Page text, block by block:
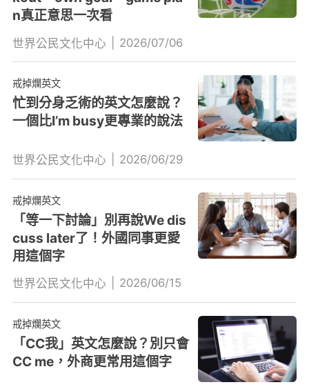
n真正意思一次看
世界公民文化中心 2026/07/06
戒掉爛英文
忙到分身乏術的英文怎麼說？
一個比I’m busy更專業的說法
世界公民文化中心 2026/06/29
戒掉爛英文
「等一下討論」別再說We dis
cuss later了！外國同事更愛
用這個字
世界公民文化中心 2026/06/15
戒掉爛英文
「CC我」英文怎麼說？別只會
CC me，外商更常用這個字